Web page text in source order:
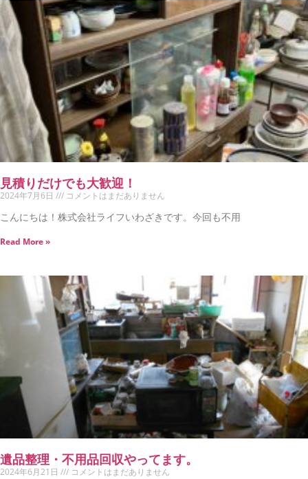
見積りだけでも大歓迎！
2024年7月6日 コメントはまだありません
こんにちは！株式会社ライフいわざきです。今回も不用
Read More »
遺品整理・不用品回収やってます。
2024年6月21日 コメントはまだありません